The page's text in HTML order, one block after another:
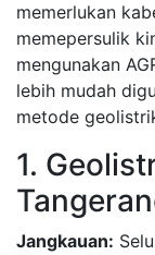
memerlukan
memepersulik
mengunakan
lebih mudah
metode
1.
Jangkauan: